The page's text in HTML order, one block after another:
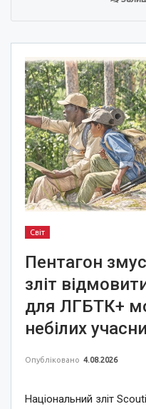
Світ
Пентагон
зліт
для ЛГБТК+
небілих
Опубліковано 4.08.2026
Національний зліт